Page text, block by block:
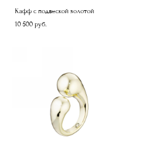
Кафф с подвеской золотой
10 500 pуб.